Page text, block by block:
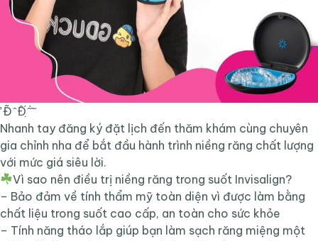
̛ Đ̃ ̂ Đ̂́ ̣̂ ̂̀ ̆
Nhanh tay đăng ký đặt lịch đến thăm khám cùng chuyên
gia chỉnh nha để bắt đầu hành trình niềng răng chất lượng
với mức giá siêu lời.
Vì sao nên điều trị niềng răng trong suốt Invisalign?
– Bảo đảm về tính thẩm mỹ toàn diện vì được làm bằng
chất liệu trong suốt cao cấp, an toàn cho sức khỏe
– Tính năng tháo lắp giúp bạn làm sạch răng miệng một